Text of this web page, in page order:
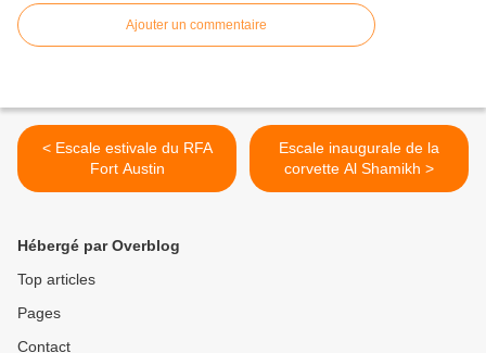
Ajouter un commentaire
< Escale estivale du RFA
Fort Austin
Escale inaugurale de la
corvette Al Shamikh >
Hébergé par Overblog
Top articles
Pages
Contact